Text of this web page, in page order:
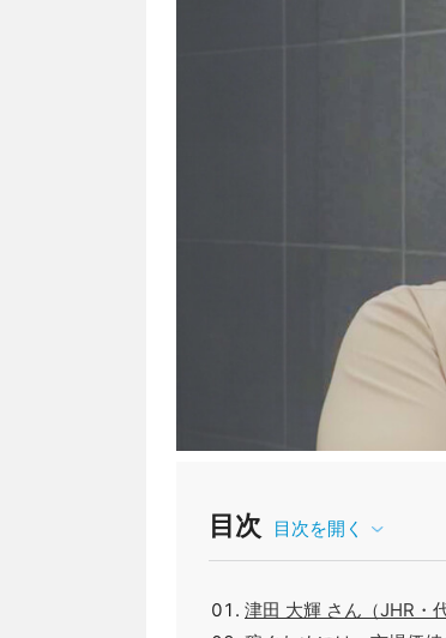
目次 目次を開く
津田 大輝 さん（JHR・